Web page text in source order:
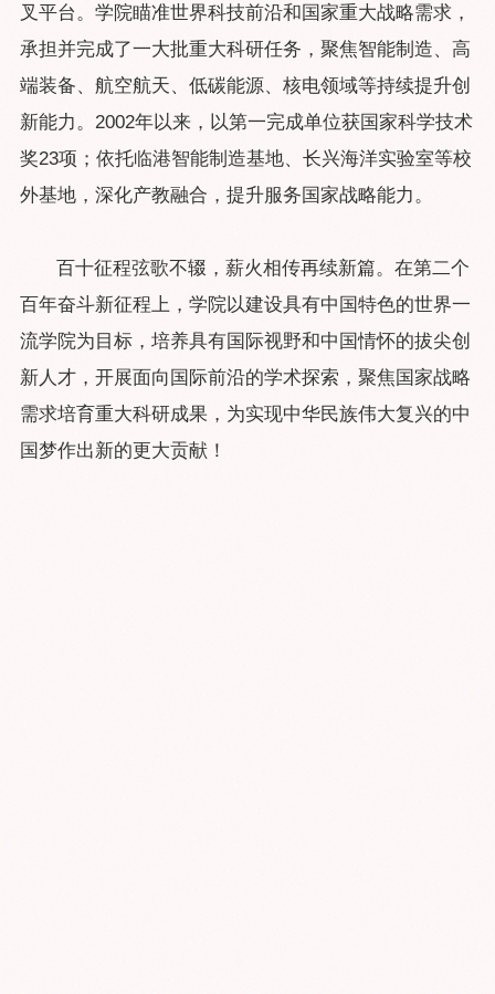
叉平台。学院瞄准世界科技前沿和国家重大战略需求，
承担并完成了一大批重大科研任务，聚焦智能制造、高
端装备、航空航天、低碳能源、核电领域等持续提升创
新能力。2002年以来，以第一完成单位获国家科学技术
奖23项；依托临港智能制造基地、长兴海洋实验室等校
外基地，深化产教融合，提升服务国家战略能力。
百十征程弦歌不辍，薪火相传再续新篇。在第二个
百年奋斗新征程上，学院以建设具有中国特色的世界一
流学院为目标，培养具有国际视野和中国情怀的拔尖创
新人才，开展面向国际前沿的学术探索，聚焦国家战略
需求培育重大科研成果，为实现中华民族伟大复兴的中
国梦作出新的更大贡献！